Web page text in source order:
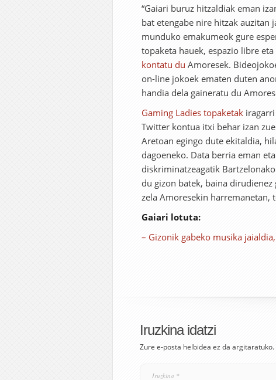
“Gaiari buruz hitzaldiak eman
bat etengabe nire hitzak auzitan
munduko emakumeok gure
topaketa hauek, espazio libre
kontatu du Amoresek.
on-line jokoek ematen duten
handia dela gaineratu du
Gaming Ladies topaketak
Twitter kontua itxi behar izan
Aretoan egingo dute ekitaldia,
dagoeneko. Data berria eman
diskriminatzeagatik
du gizon batek, baina
zela Amoresekin harremanetan,
Gaiari lotuta:
– Gizonik gabeko musika
Iruzkina idatzi
Zure e-posta helbidea ez da argitaratuko.